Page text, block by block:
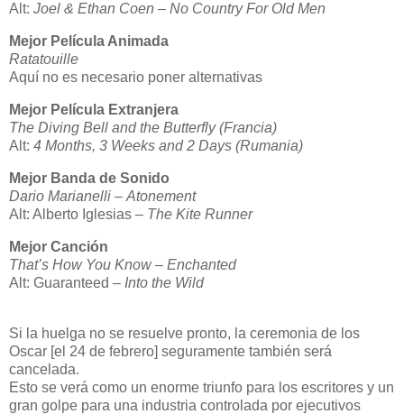
Alt: Joel & Ethan Coen – No Country For Old Men
Mejor Película Animada
Ratatouille
Aquí no es necesario poner alternativas
Mejor Película Extranjera
The Diving Bell and the Butterfly (Francia)
Alt: 4 Months, 3 Weeks and 2 Days (Rumania)
Mejor Banda de Sonido
Dario Marianelli – Atonement
Alt: Alberto Iglesias – The Kite Runner
Mejor Canción
That’s How You Know – Enchanted
Alt: Guaranteed – Into the Wild
Si la huelga no se resuelve pronto, la ceremonia de los
Oscar [el 24 de febrero] seguramente también será
cancelada.
Esto se verá como un enorme triunfo para los escritores y un
gran golpe para una industria controlada por ejecutivos